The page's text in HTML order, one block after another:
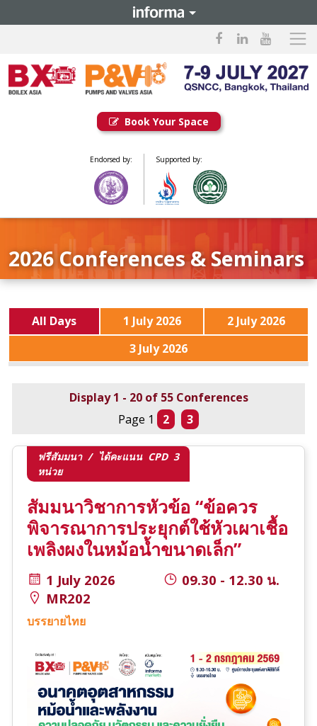
Book Your Space
Endorsed by: Supported by:
2026 Conferences & Seminars
All Days 1 July 2026
2 July 2026
3 July 2026
Display 1 - 20 of 55 Conferences
Page 1
2 3
ฟรีสัมมนา / ได้คะแนน CPD 3
หน่วย
สัมมนาวิชาการหัวข้อ “ข้อควร
พิจารณาการประยุกต์ใช้หัวเผาเชื้อ
เพลิงผงในหม้อน้ำขนาดเล็ก”
1 July 2026
09.30 - 12.30 น.
MR202
บรรยายไทย